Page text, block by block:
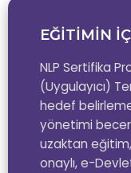
EĞİTİMİN
NLP Sertifika
(Uygulayıcı)
hedef
yönetimi
uzaktan
onaylı, e-